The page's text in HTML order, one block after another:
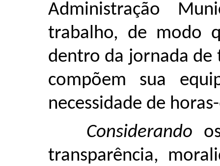
Administração
trabalho, de modo
dentro da jornada de
compõem sua
necessidade de
Considerando
transparência,